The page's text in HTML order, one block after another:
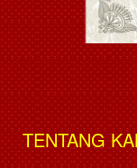
TENTANG